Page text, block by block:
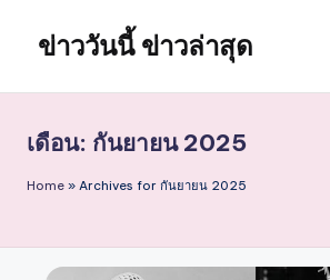
content
ข่าววันนี้ ข่าวล่าสุด
เดือน: กันยายน 2025
Home » Archives for กันยายน 2025